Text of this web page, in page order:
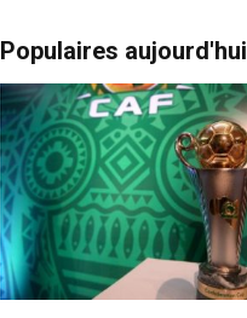
Populaires aujourd'hui